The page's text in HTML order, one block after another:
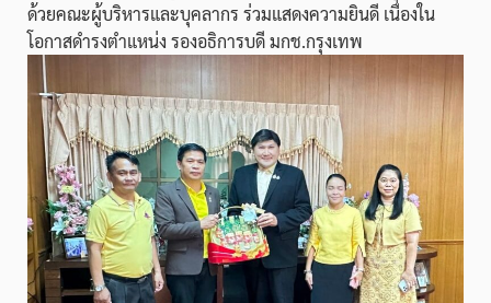
ด้วยคณะผู้บริหารและบุคลากร ร่วมแสดงความยินดี เนื่องใน
โอกาสดำรงตำแหน่ง รองอธิการบดี มกช.กรุงเทพ